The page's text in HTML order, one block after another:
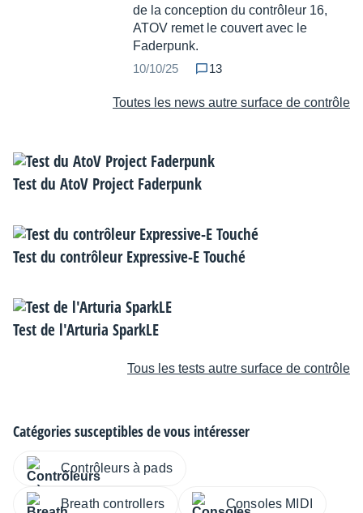
de la conception du contrôleur 16,
ATOV remet le couvert avec le
Faderpunk.
10/10/25
13
Toutes les news autre surface de contrôle
Test du AtoV Project Faderpunk
Test du contrôleur Expressive-E Touché
Test de l'Arturia SparkLE
Tous les tests autre surface de contrôle
Catégories susceptibles de vous intéresser
Contrôleurs à pads
Breath controllers Consoles MIDI